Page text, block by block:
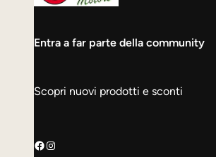
Entra a far parte della community
Scopri nuovi prodotti e sconti
Facebook Instagram